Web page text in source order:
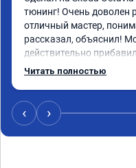
тюнинг! Очень доволен
отличный мастер,
рассказал, объяснил!
действительно
крутящий момент
чувствительно стала
водителя ускорится.
ускорении в движении
Читать полностью
‹ ›